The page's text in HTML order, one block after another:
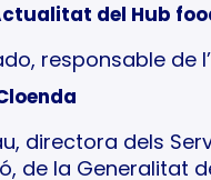
Actualitat del Hub
responsable de
directora dels
de la Generalitat